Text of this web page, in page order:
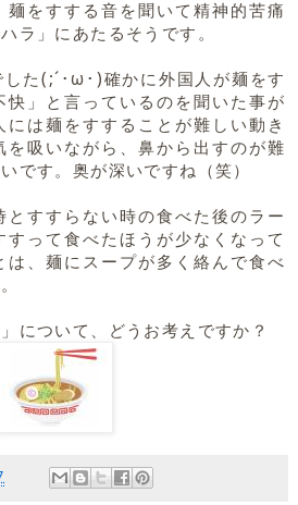
をすする音を聞いて精神的苦痛
ラ」にあたるそうです。
た(;´･ω･)確かに外国人が麺をす
」と言っているのを聞いた事が
は麺をすすることが難しい動き
吸いながら、鼻から出すのが難
です。奥が深いですね（笑）
すすらない時の食べた後のラー
って食べたほうが少なくなって
、麺にスープが多く絡んで食べ
について、どうお考えですか？